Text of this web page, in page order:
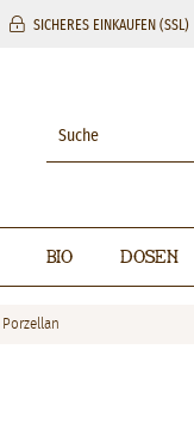
SICHERES EINKAUFEN (SSL)
BIO Dosen
Porzellan